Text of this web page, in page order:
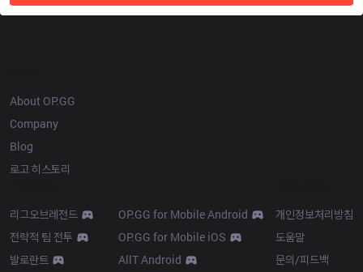
About OP.GG
Company
Blog
로고 히스토리
리그오브레전드
전략적 팀 전투
발로란트
OP.GG for Mobile Android
OP.GG for Mobile iOS
AllT Android
개인정보처리방침
도움말
문의/피드백